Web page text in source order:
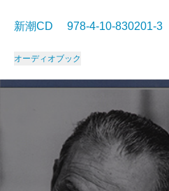
新潮CD 978-4-10-830201-
オーディオブック